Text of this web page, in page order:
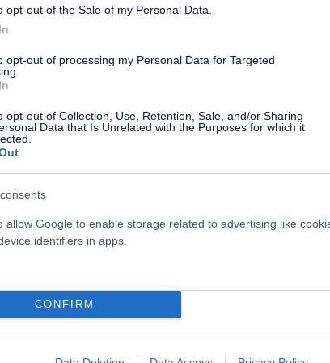
opt-out of the Sale of my Personal Data.
opt-out of processing my Personal Data for Targeted
opt-out of Collection, Use, Retention, Sale, and/or Sharing
Data that Is Unrelated with the Purposes for which it
allow Google to enable storage related to advertising like
identifiers in apps.
CONFIRM
καλύτερα σε καταστάσεις
αλλαγές για τον τρόπο επικοινωνίας
πιο απλή γλώσσα», δήλωσε
τις αλλαγές πριν από την ανακοίνωσή τους.
και νοιάζονται βαθιά για την προσπάθεια
δήλωσε ο αξιωματούχος, σύμφωνα με την
δομημένη ένα μεγάλο μέρος της απάντησης
εδώ, απλά δεν είναι σωστά
στους ανθρώπους και στο πώς
των πολιτικών τάσεων από τις πρώτες